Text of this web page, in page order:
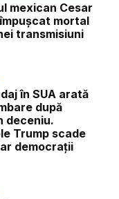
mexican Cesar
mortal
transmisiuni
în SUA arată
după
deceniu.
Trump scade
democrații